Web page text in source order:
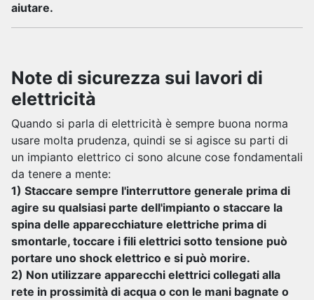
aiutare.
Note di sicurezza sui lavori di
elettricità
Quando si parla di elettricità è sempre buona norma
usare molta prudenza, quindi se si agisce su parti di
un impianto elettrico ci sono alcune cose fondamentali
da tenere a mente:
1) Staccare sempre l'interruttore generale prima di
agire su qualsiasi parte dell'impianto o staccare la
spina delle apparecchiature elettriche prima di
smontarle, toccare i fili elettrici sotto tensione può
portare uno shock elettrico e si può morire.
2) Non utilizzare apparecchi elettrici collegati alla
rete in prossimità di acqua o con le mani bagnate o